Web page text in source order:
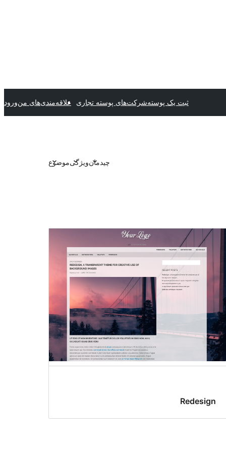
ثبت یک پوستهشرکت‌های پوسته تجاری علاقه‌مندی‌های منورود
چیدمانویژگیموضوع
Redesign